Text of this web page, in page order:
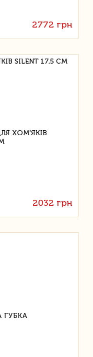
2772 грн
SILENT 17,5 СМ
2032 грн